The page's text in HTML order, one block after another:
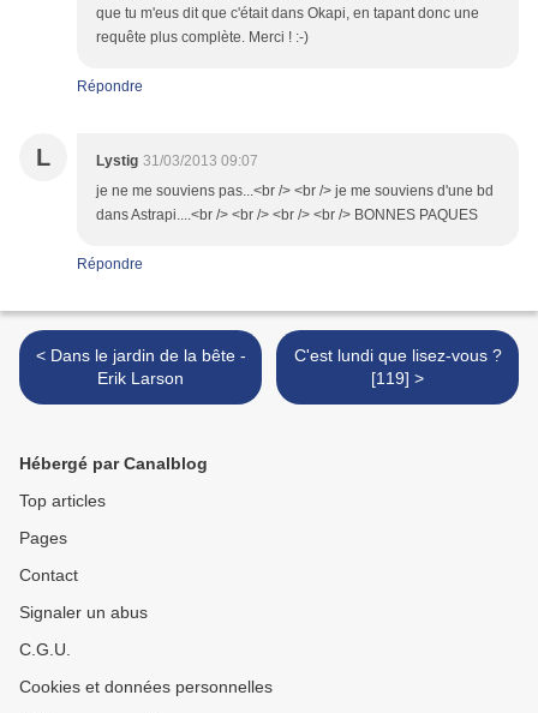
que tu m'eus dit que c'était dans Okapi, en tapant donc une
requête plus complète. Merci ! :-)
Répondre
L Lystig 31/03/2013 09:07
je ne me souviens pas...<br /> <br /> je me souviens d'une bd
dans Astrapi....<br /> <br /> <br /> <br /> BONNES PAQUES
Répondre
< Dans le jardin de la bête -
Erik Larson
C'est lundi que lisez-vous ?
[119] >
Hébergé par Canalblog
Top articles
Pages
Contact
Signaler un abus
C.G.U.
Cookies et données personnelles